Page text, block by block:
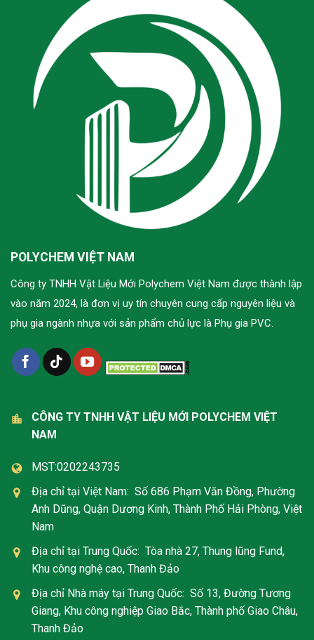
POLYCHEM VIỆT NAM
Công ty TNHH Vật Liệu Mới Polychem Việt Nam được thành lập
vào năm 2024, là đơn vị uy tín chuyên cung cấp nguyên liệu và
phụ gia ngành nhựa với sản phẩm chủ lực là Phụ gia PVC.
CÔNG TY TNHH VẬT LIỆU MỚI POLYCHEM VIỆT
NAM
MST:0202243735
Địa chỉ tại Việt Nam: Số 686 Phạm Văn Đồng, Phường
Anh Dũng, Quận Dương Kinh, Thành Phố Hải Phòng, Việt
Nam
Địa chỉ tại Trung Quốc: Tòa nhà 27, Thung lũng Fund,
Khu công nghệ cao, Thanh Đảo
Địa chỉ Nhà máy tại Trung Quốc: Số 13, Đường Tương
Giang, Khu công nghiệp Giao Bắc, Thành phố Giao Châu,
Thanh Đảo